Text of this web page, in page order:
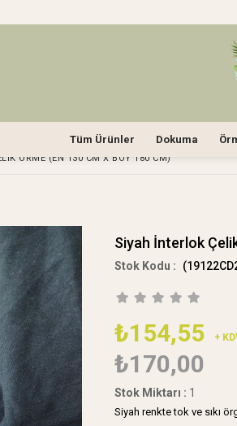
Tüm Ürünler Dokuma
ÖRME (EN 130 CM X BOY 180 CM)
Siyah İnterlok
₺154,55 +
₺170,00
Stok Miktarı : 1
Siyah renkte tok ve sıkı